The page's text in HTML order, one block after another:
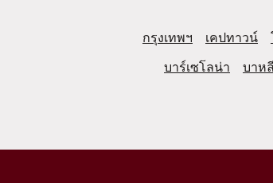
กรุงเทพฯ เคปทาวน์
บาร์เซโลน่า
บาหลี